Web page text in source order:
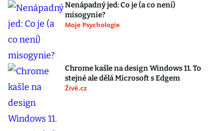
Nenápadný jed: Co je (a co není)
misogynie?
Moje Psychologie
Chrome kašle na design Windows 11. To
stejné ale dělá Microsoft s Edgem
Živě.cz